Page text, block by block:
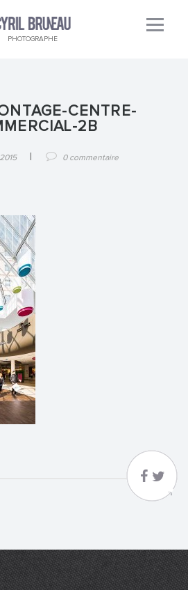
PHOTOGRAPHE
CENTRE-
2B
0 commentaire